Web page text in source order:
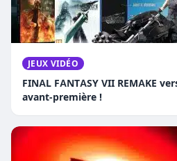
JEUX VIDÉO
FINAL FANTASY VII REMAKE
avant-première !